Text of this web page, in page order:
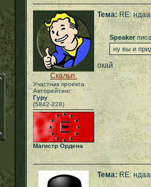
Скальп.
Участник проекта
Авторейтинг:
Гуру
(5842-228)
Магистр Ордена
Тема: RE:
Speaker
ну вы и
окай
Тема: RE: